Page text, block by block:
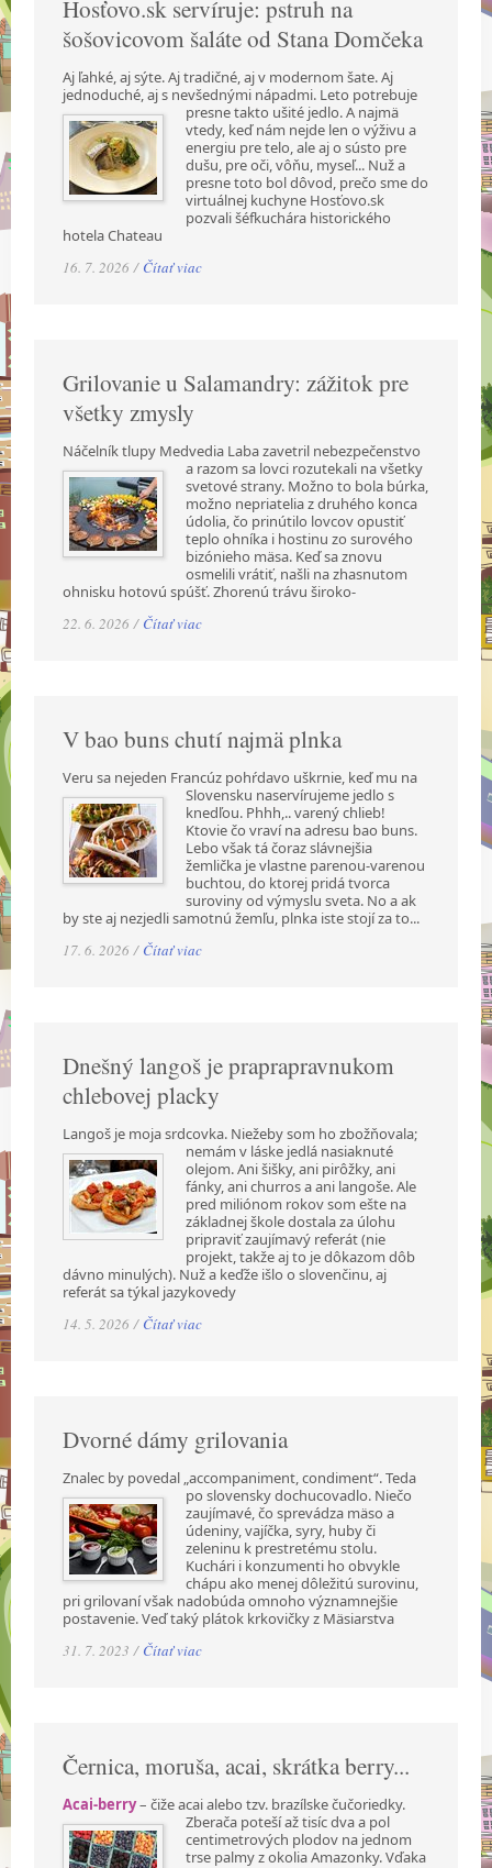
Hosťovo.sk servíruje: pstruh na
šošovicovom šaláte od Stana Domčeka
Aj ľahké, aj sýte. Aj tradičné, aj v modernom šate. Aj
jednoduché, aj s nevšednými nápadmi. Leto potrebuje
presne takto ušité jedlo. A najmä
vtedy, keď nám nejde len o výživu a
energiu pre telo, ale aj o sústo pre
dušu, pre oči, vôňu, myseľ... Nuž a
presne toto bol dôvod, prečo sme do
virtuálnej kuchyne Hosťovo.sk
pozvali šéfkuchára historického
hotela Chateau
16. 7. 2026 / Čítať viac
Grilovanie u Salamandry: zážitok pre
všetky zmysly
Náčelník tlupy Medvedia Laba zavetril nebezpečenstvo
a razom sa lovci rozutekali na všetky
svetové strany. Možno to bola búrka,
možno nepriatelia z druhého konca
údolia, čo prinútilo lovcov opustiť
teplo ohníka i hostinu zo surového
bizónieho mäsa. Keď sa znovu
osmelili vrátiť, našli na zhasnutom
ohnisku hotovú spúšť. Zhorenú trávu široko-
22. 6. 2026 / Čítať viac
V bao buns chutí najmä plnka
Veru sa nejeden Francúz pohŕdavo uškrnie, keď mu na
Slovensku naservírujeme jedlo s
knedľou. Phhh,.. varený chlieb!
Ktovie čo vraví na adresu bao buns.
Lebo však tá čoraz slávnejšia
žemlička je vlastne parenou-varenou
buchtou, do ktorej pridá tvorca
suroviny od výmyslu sveta. No a ak
by ste aj nezjedli samotnú žemľu, plnka iste stojí za to...
17. 6. 2026 / Čítať viac
Dnešný langoš je praprapravnukom
chlebovej placky
Langoš je moja srdcovka. Niežeby som ho zbožňovala;
nemám v láske jedlá nasiaknuté
olejom. Ani šišky, ani pirôžky, ani
fánky, ani churros a ani langoše. Ale
pred miliónom rokov som ešte na
základnej škole dostala za úlohu
pripraviť zaujímavý referát (nie
projekt, takže aj to je dôkazom dôb
dávno minulých). Nuž a keďže išlo o slovenčinu, aj
referát sa týkal jazykovedy
14. 5. 2026 / Čítať viac
Dvorné dámy grilovania
Znalec by povedal „accompaniment, condiment“. Teda
po slovensky dochucovadlo. Niečo
zaujímavé, čo sprevádza mäso a
údeniny, vajíčka, syry, huby či
zeleninu k prestretému stolu.
Kuchári i konzumenti ho obvykle
chápu ako menej dôležitú surovinu,
pri grilovaní však nadobúda omnoho významnejšie
postavenie. Veď taký plátok krkovičky z Mäsiarstva
31. 7. 2023 / Čítať viac
Černica, moruša, acai, skrátka berry...
Acai-berry– čiže acai alebo tzv. brazílske čučoriedky.
Zberača poteší až tisíc dva a pol
centimetrových plodov na jednom
trse palmy z okolia Amazonky. Vďaka